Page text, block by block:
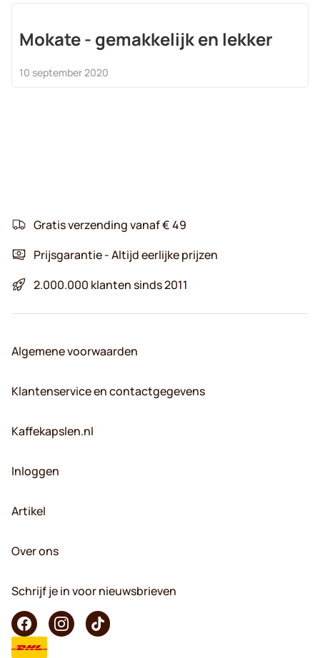
Mokate - gemakkelijk en lekker
10 september 2020
Gratis verzending vanaf € 49
Prijsgarantie - Altijd eerlijke prijzen
2.000.000 klanten sinds 2011
Algemene voorwaarden
Klantenservice en contactgegevens
Kaffekapslen.nl
Inloggen
Artikel
Over ons
Schrijf je in voor nieuwsbrieven